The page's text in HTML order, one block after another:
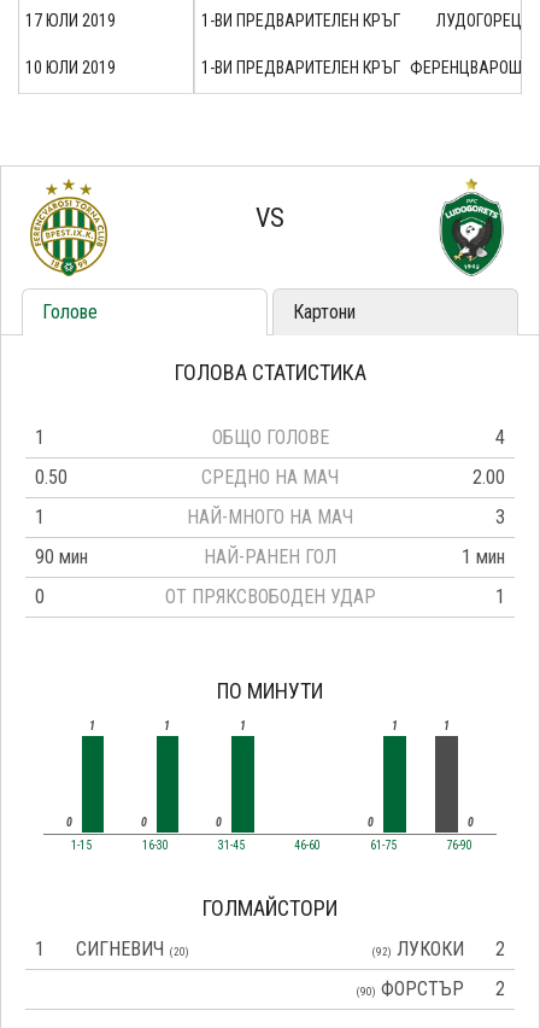
1-ВИ ПРЕДВАРИТЕЛЕН КРЪГ ЛУДОГОРЕЦ
1-ВИ ПРЕДВАРИТЕЛЕН КРЪГ ФЕРЕНЦВАРОШ
17 ЮЛИ 2019
10 ЮЛИ 2019
VS
Голове Картони
ГОЛОВА СТАТИСТИКА
1 ОБЩО ГОЛОВЕ
4
0.50
СРЕДНО НА МАЧ
2.00
1
НАЙ-МНОГО НА МАЧ
3
90 мин
НАЙ-РАНЕН ГОЛ
1 мин
0
ОТ ПРЯКСВОБОДЕН УДАР 1
ПО МИНУТИ
0
1
1-15
0
1
16-30
0
1
31-45 46-60
0
1
61-75
1
0
76-90
ГОЛМАЙСТОРИ
1 СИГНЕВИЧ (20) (92) ЛУКОКИ 2
(90) ФОРСТЪР 2